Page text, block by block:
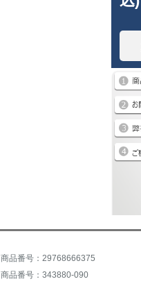
商品番号：29768666375
商品番号：343880-090